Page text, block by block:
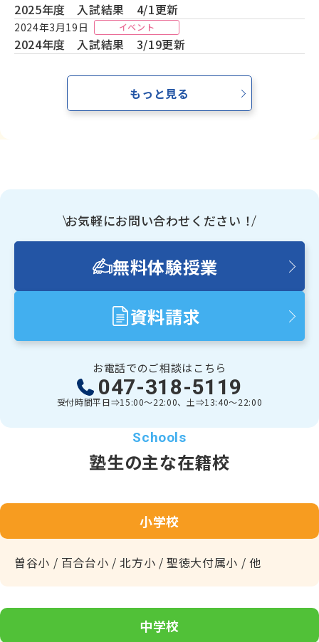
☆３☆【6/28up】「英検３級２次面接のポイントを詰め込
んだ動画」
をYouTubeにupしました！
【3/19up】「2026年度入試合格速報」の情報を更新
しました！
こちらのご案内（クリックorタップ）
毎週土曜日、質問できる先生が張り付いた自習教室をオー
こちら（クリックorタップ）←
☆６☆漢検オンラインのお申込み
※受験希望日の20日前までにお申し込みください(ほぼ毎日
漢検オンライン(塾内実施)のご案内（クリックorタップ）
2025年度 入試結果 4/1更新
2024年3月19日 イベント
2024年度 入試結果 3/19更新
もっと見る
お気軽にお問い合わせください！
無料体験授業
資料請求
お電話でのご相談はこちら
047-318-5119
受付時間平日⇒15:00～22:00、土⇒13:40～22:00
塾生の主な在籍校
小学校
曽谷小 / 百合台小 / 北方小 / 聖徳大付属小 / 他
中学校